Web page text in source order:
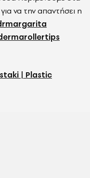
να την απαντήσει η
| Plastic